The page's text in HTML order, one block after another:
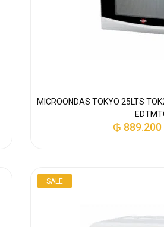
MICROONDAS TOKYO 25LTS
₲ 889.200
SALE